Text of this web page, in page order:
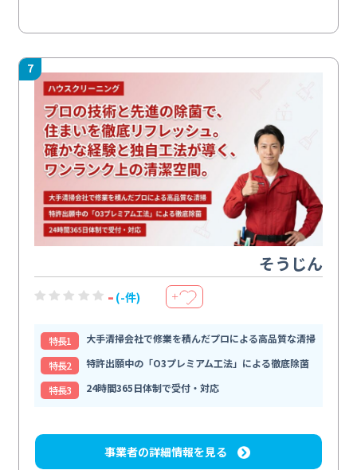
7
そうじん
- (-件) ＋
特⻑1
大手清掃会社で修業を積んだプロによる高品質な清掃
特⻑2
特許出願中の「O3プレミアム工法」による徹底除菌
特⻑3
24時間365日体制で受付・対応
事業者の詳細情報を見る